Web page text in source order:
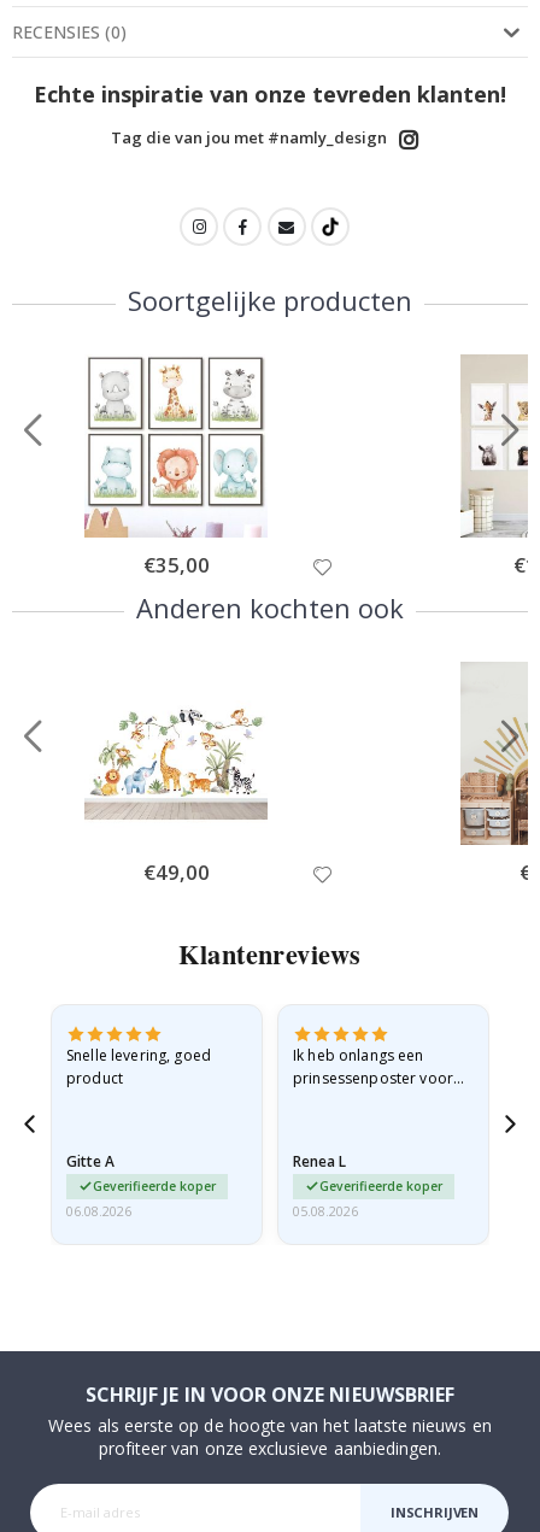
RECENSIES (0)
Echte inspiratie van onze tevreden klanten!
Tag die van jou met #namly_design
Soortgelijke producten
Special
Price
€35,00
Anderen kochten ook
Special
Price
€49,00
Klantenreviews
Snelle levering, goed
product
Gitte A
Geverifieerde koper
06.08.2026
Ik heb onlangs een
prinsessenposter voor
licht…
Renea L
Geverifieerde koper
05.08.2026
SCHRIJF JE IN VOOR ONZE NIEUWSBRIEF
Wees als eerste op de hoogte van het laatste nieuws en
profiteer van onze exclusieve aanbiedingen.
INSCHRIJVEN